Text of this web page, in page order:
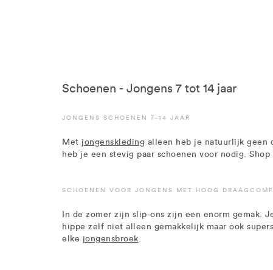
Schoenen - Jongens 7 tot 14 jaar
JONGENS SCHOENEN 7-14 JAAR
Met jongenskleding alleen heb je natuurlijk geen
heb je een stevig paar schoenen voor nodig.
SCHOENEN VOOR JONGENS MET HOOG
In de zomer zijn slip-ons zijn een enorm gemak.
hippe zelf niet alleen gemakkelijk maar ook
elke jongensbroek.